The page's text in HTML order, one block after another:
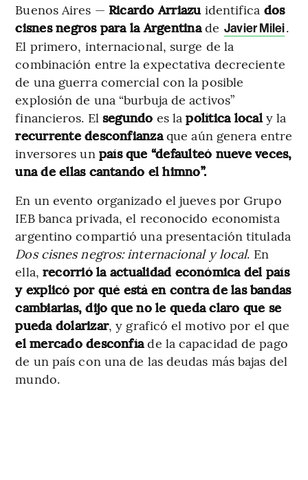
Buenos Aires — Ricardo Arriazu identifica dos
cisnes negros para la Argentinade Javier Milei.
El primero, internacional, surge de la
combinación entre la expectativa decreciente
de una guerra comercial con la posible
explosión de una “burbuja de activos”
financieros. El segundo es lapolítica localy la
recurrente desconfianzaque aún genera entre
inversores un país que “defaulteó nueve veces,
una de ellas cantando el himno”.
En un evento organizado el jueves por Grupo
IEB banca privada, el reconocido economista
argentino compartió una presentación titulada
Dos cisnes negros: internacional y local. En
ella, recorrió la actualidad económica del país
y explicó por qué está en contra de las bandas
cambiarias, dijo que no le queda claro que se
pueda dolarizar, y graficó el motivo por el que
el mercado desconfíade la capacidad de pago
de un país con una de las deudas más bajas del
mundo.